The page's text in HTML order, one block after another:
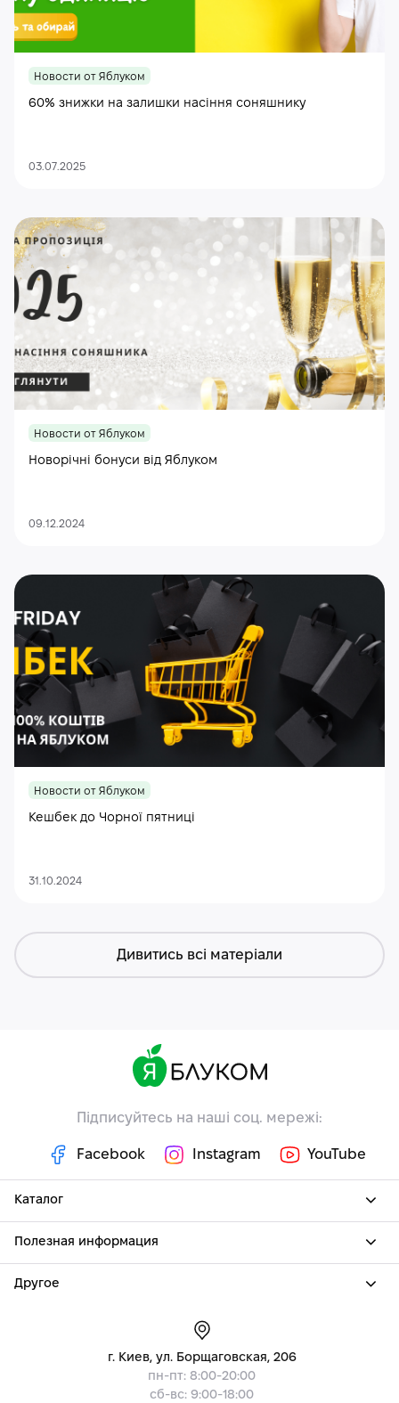
Новости от Яблуком
60% знижки на залишки насіння соняшнику
03.07.2025
Новости от Яблуком
Новорічні бонуси від Яблуком
09.12.2024
Новости от Яблуком
Кешбек до Чорної пятниці
31.10.2024
Дивитись всі матеріали
Підписуйтесь на наші соц. мережі:
Facebook Instagram YouTube
Каталог
Полезная информация
Другое
г. Киев, ул. Борщаговская, 206
пн-пт: 8:00-20:00
сб-вс: 9:00-18:00